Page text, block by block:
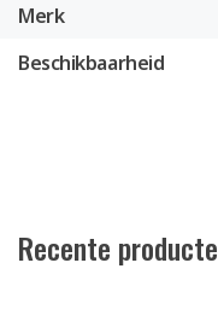
Merk
Beschikbaarheid
Recente